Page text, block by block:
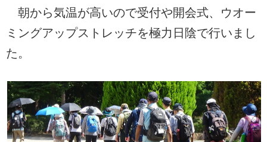
朝から気温が高いので受付や開会式、ウオー
ミングアップストレッチを極力日陰で行いまし
た。